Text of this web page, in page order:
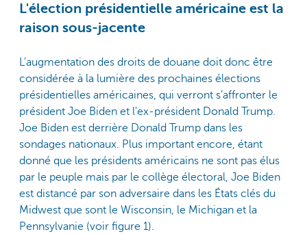
L'élection présidentielle américaine est la
raison sous-jacente
L'augmentation des droits de douane doit donc être
considérée à la lumière des prochaines élections
présidentielles américaines, qui verront s’affronter le
président Joe Biden et l'ex-président Donald Trump.
Joe Biden est derrière Donald Trump dans les
sondages nationaux. Plus important encore, étant
donné que les présidents américains ne sont pas élus
par le peuple mais par le collège électoral, Joe Biden
est distancé par son adversaire dans les États clés du
Midwest que sont le Wisconsin, le Michigan et la
Pennsylvanie (voir figure 1).